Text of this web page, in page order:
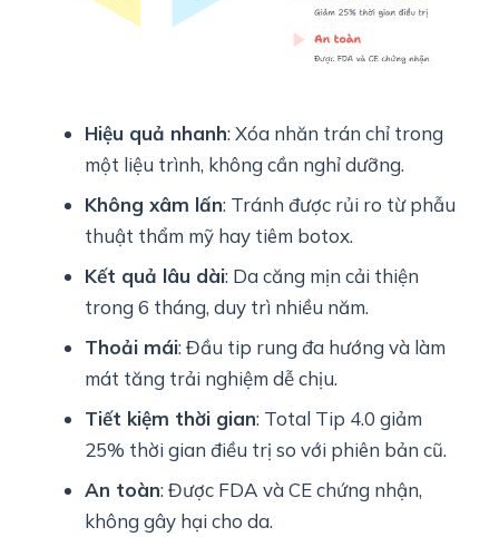
Hiệu quả nhanh: Xóa nhăn trán chỉ trong
một liệu trình, không cần nghỉ dưỡng.
Không xâm lấn: Tránh được rủi ro từ phẫu
thuật thẩm mỹ hay tiêm botox.
Kết quả lâu dài: Da căng mịn cải thiện
trong 6 tháng, duy trì nhiều năm.
Thoải mái: Đầu tip rung đa hướng và làm
mát tăng trải nghiệm dễ chịu.
Tiết kiệm thời gian: Total Tip 4.0 giảm
25% thời gian điều trị so với phiên bản cũ.
An toàn: Được FDA và CE chứng nhận,
không gây hại cho da.